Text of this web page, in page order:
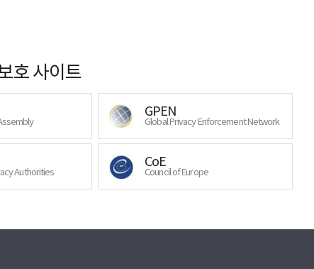
호 사이트
GPEN
Global Privacy Enforcement Network
Authorities
CoE
Council of Europe